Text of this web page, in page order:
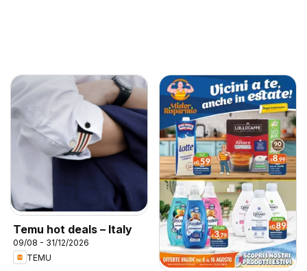
Temu hot deals – Italy
09/08 - 31/12/2026
TEMU